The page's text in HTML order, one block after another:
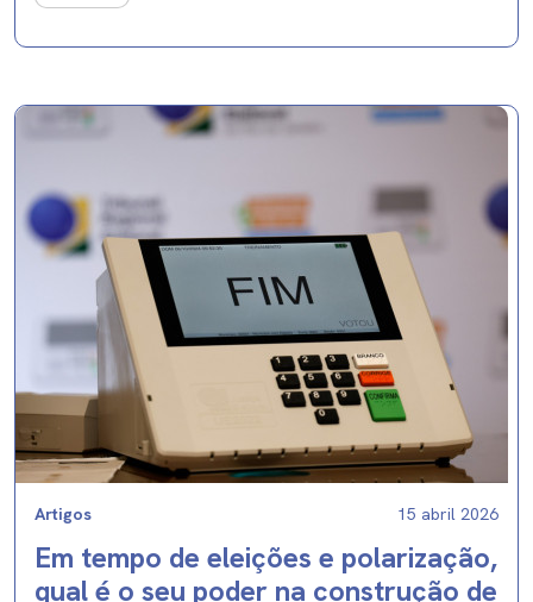
Artigos 15 abril 2026
Em tempo de eleições e polarização,
qual é o seu poder na construção de